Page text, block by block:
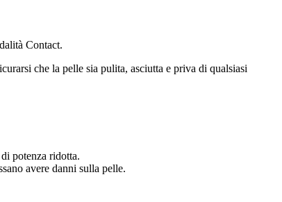
Contact.
che la pelle sia pulita, asciutta e priva di qualsiasi
potenza ridotta.
avere danni sulla pelle.